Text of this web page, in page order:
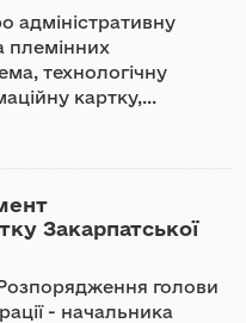
адміністративну
племінних
технологічну
картку,...
Закарпатської
голови
- начальника